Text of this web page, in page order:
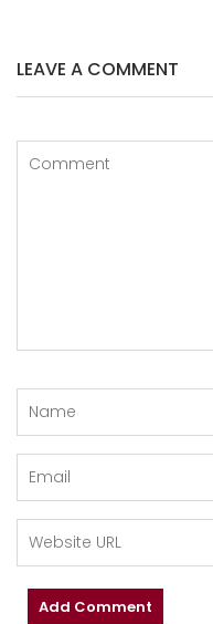
LEAVE A COMMENT